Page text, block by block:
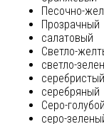
Песочно-
Прозрачный
салатовый
Светло-
светло-
серебристый
серебряный
Серо-голубой
серо-